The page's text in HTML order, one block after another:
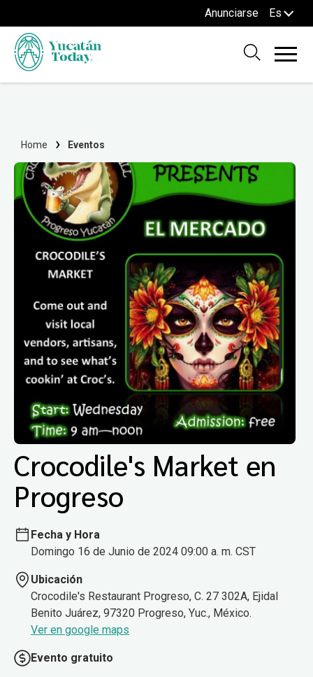
Anunciarse Es
Home Eventos
Crocodile's Market en
Progreso
Fecha y Hora
Domingo 16 de Junio de 2024 09:00 a. m. CST
Ubicación
Crocodile's Restaurant Progreso, C. 27 302A, Ejidal
Benito Juárez, 97320 Progreso, Yuc., México.
Ver en google maps
Evento gratuito